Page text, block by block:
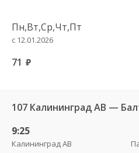
Пн,Вт,Ср,Чт,Пт
с 12.01.2026
71 руб.
107 Калининград АВ —
9:25
Калининград АВ